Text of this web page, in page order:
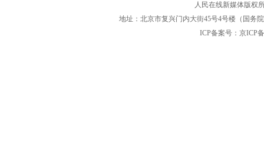
人民在线新媒体版权
地址：北京市复兴门内大街45号4号楼（国务
ICP备案号：京ICP